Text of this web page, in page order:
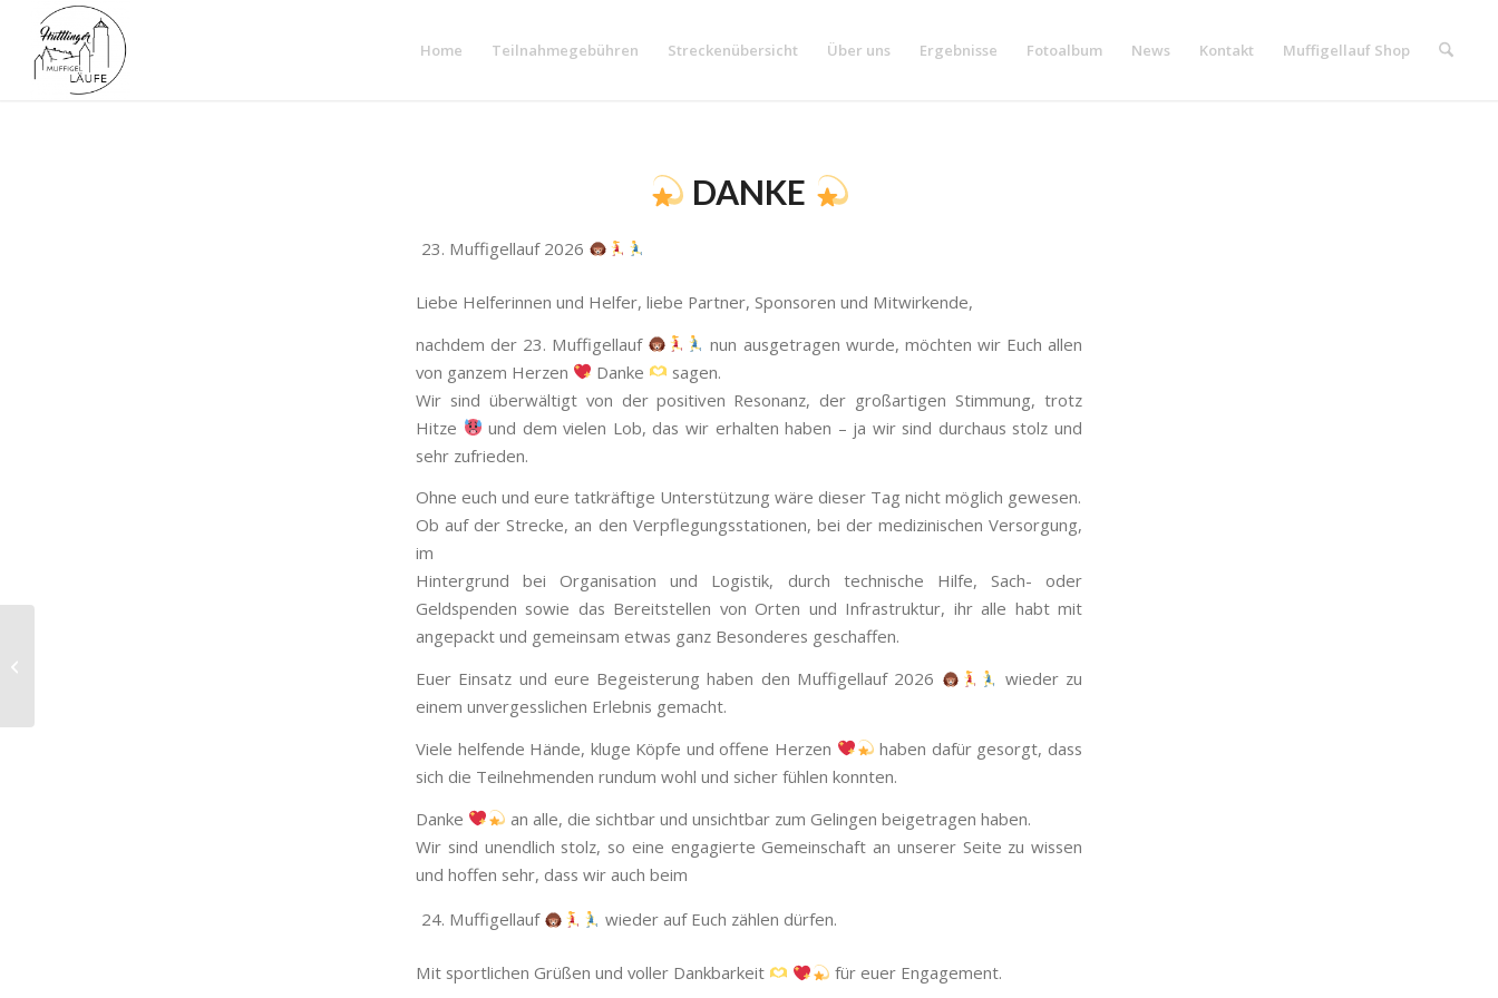
Home Teilnahmegebühren Streckenübersicht Über uns Ergebnisse Fotoalbum News Kontakt Muffigellauf Shop
DANKE
Muffigellauf 2026
Liebe Helferinnen und Helfer, liebe Partner, Sponsoren und Mitwirkende,
nachdem der 23. Muffigellauf
nun ausgetragen wurde, möchten wir Euch allen
von ganzem Herzen
Danke
sagen.
Wir sind überwältigt von der positiven Resonanz, der großartigen Stimmung, trotz
Hitze
und dem vielen Lob, das wir erhalten haben – ja wir sind durchaus stolz und
sehr zufrieden.
Ohne euch und eure tatkräftige Unterstützung wäre dieser Tag nicht möglich gewesen.
Ob auf der Strecke, an den Verpflegungsstationen, bei der medizinischen Versorgung,
im
Hintergrund bei Organisation und Logistik, durch technische Hilfe, Sach- oder
Geldspenden sowie das Bereitstellen von Orten und Infrastruktur, ihr alle habt mit
angepackt und gemeinsam etwas ganz Besonderes geschaffen.
Euer Einsatz und eure Begeisterung haben den Muffigellauf 2026
wieder zu
einem unvergesslichen Erlebnis gemacht.
Viele helfende Hände, kluge Köpfe und offene Herzen
haben dafür gesorgt, dass
sich die Teilnehmenden rundum wohl und sicher fühlen konnten.
Danke
an alle, die sichtbar und unsichtbar zum Gelingen beigetragen haben.
Wir sind unendlich stolz, so eine engagierte Gemeinschaft an unserer Seite zu wissen
und hoffen sehr, dass wir auch beim
Muffigellauf wieder auf Euch zählen dürfen.
Mit sportlichen Grüßen und voller Dankbarkeit für euer Engagement.